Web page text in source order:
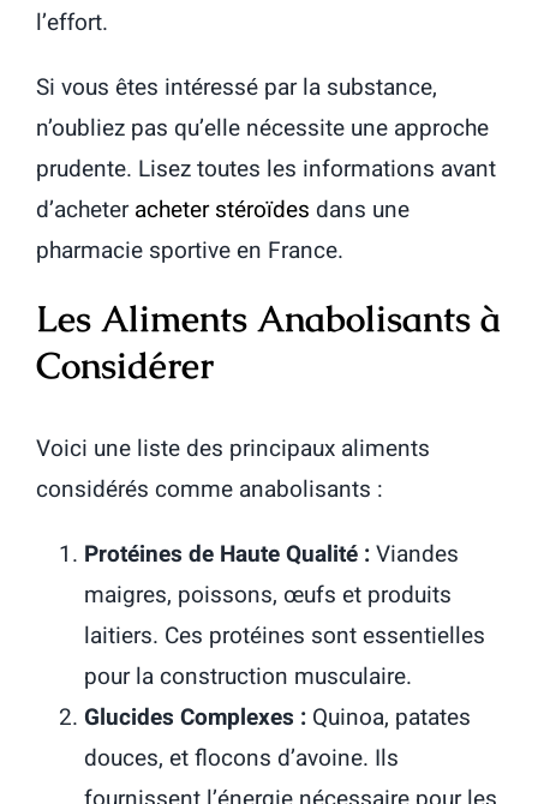
l’effort.
Si vous êtes intéressé par la substance,
n’oubliez pas qu’elle nécessite une approche
prudente. Lisez toutes les informations avant
d’acheteracheter stéroïdes dans une
pharmacie sportive en France.
Les Aliments Anabolisants à
Considérer
Voici une liste des principaux aliments
considérés comme anabolisants :
Protéines de Haute Qualité :Viandes
maigres, poissons, œufs et produits
laitiers. Ces protéines sont essentielles
pour la construction musculaire.
Glucides Complexes : Quinoa, patates
douces, et flocons d’avoine. Ils